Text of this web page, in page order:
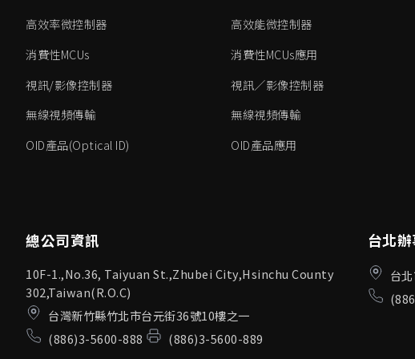
高效率微控制器
消費性MCUs
視訊/影像控制器
無線視頻傳輸
OID產品(Optical ID)
高效能微控制器
消費性MCUs應用
視訊／影像控制器
無線視頻傳輸
OID產品應用
總公司資訊
10F-1.,No.36, Taiyuan St.,Zhubei City,Hsinchu County
302,Taiwan(R.O.C)
台灣新竹縣竹北市台元街36號10樓之一
(886)3-5600-888
(886)3-5600-889
台北
台